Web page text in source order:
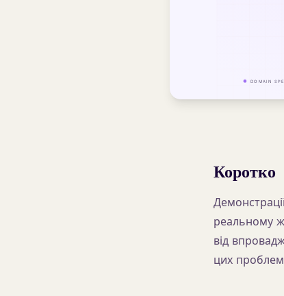
Коротко
реальному
від
цих